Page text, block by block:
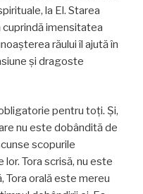
la El. Starea
cuprindă imensitatea
răului îl ajută în
şi dragoste
pentru toţi. Şi,
nu este dobândită de
scopurile
Tora scrisă, nu este
Tora orală este mereu